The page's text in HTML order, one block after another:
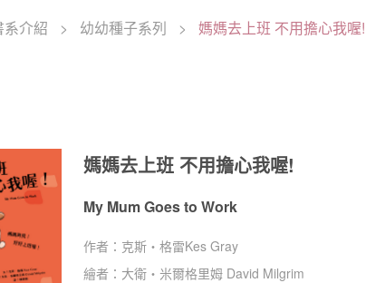
系介紹 > 幼幼種子系列 > 媽媽去上班 不用擔心我喔!
媽媽去上班 不用擔心我喔!
My Mum Goes to Work
作者： 克斯‧格雷Kes Gray
繪者： 大衛‧米爾格里姆 David Milgrim